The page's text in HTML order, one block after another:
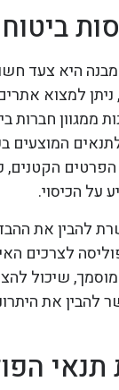
היא צעד
ניתן למצוא
ממגוון חברות
המוצעים
הקטנים,
על הכיסוי.
להבין את
לצרכים
שיכול
את